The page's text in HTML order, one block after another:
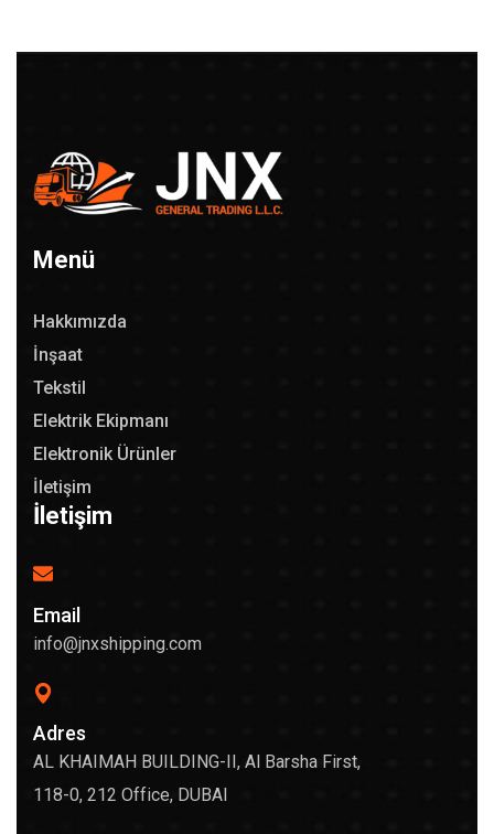
Menü
Hakkımızda
İnşaat
Tekstil
Elektrik Ekipmanı
Elektronik Ürünler
İletişim
İletişim
Email
info@jnxshipping.com
Adres
AL KHAIMAH BUILDING-II, Al Barsha First,
118-0, 212 Office, DUBAI